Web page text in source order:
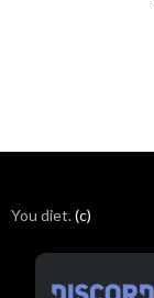
You diet.(c)